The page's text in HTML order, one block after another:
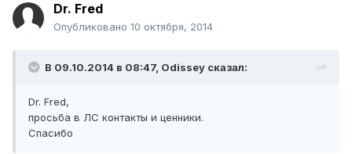
Dr. Fred
Опубликовано 10 октября, 2014
В 09.10.2014 в 08:47, Odissey сказал:
Dr. Fred,
просьба в ЛС контакты и ценники.
Спасибо